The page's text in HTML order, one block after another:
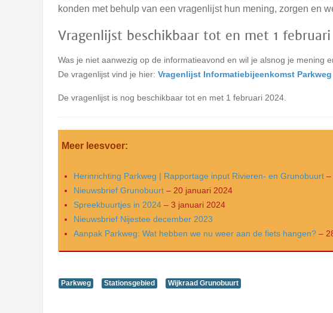
konden met behulp van een vragenlijst hun mening, zorgen en
Vragenlijst beschikbaar tot en met 1 februari
Was je niet aanwezig op de informatieavond en wil je alsnog je mening
De vragenlijst vind je hier: Vragenlijst Informatiebijeenkomst Parkweg
De vragenlijst is nog beschikbaar tot en met 1 februari 2024.
Meer leesvoer:
Herinrichting Parkweg | Rapportage input Rivieren- en Grunobuurt –
Nieuwsbrief Grunobuurt – 20 januari 2024
Spreekbuurtjes in 2024 – 3 januari 2024
Nieuwsbrief Nijestee december 2023
Aanpak Parkweg: Wat hebben we nu weer aan de fiets hangen? –
Parkweg Stationsgebied Wijkraad Grunobuurt